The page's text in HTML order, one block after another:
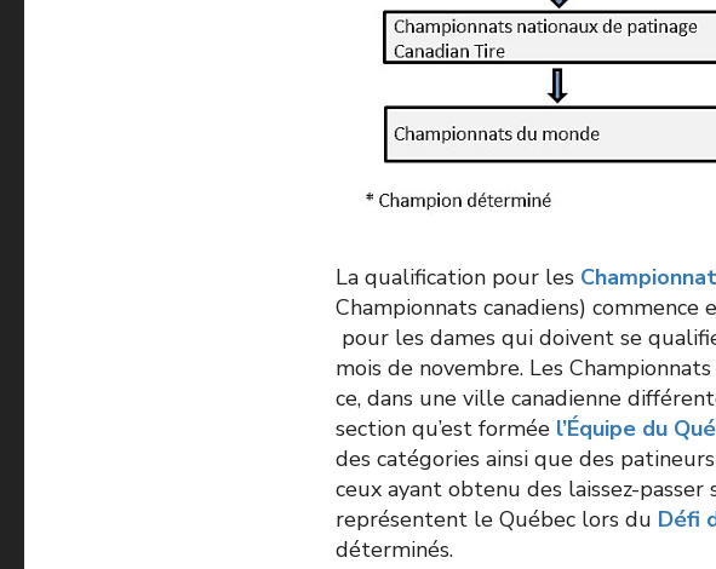
La qualification pour les
Championnats canadiens) commence
pour les dames qui doivent se
mois de novembre. Les
ce, dans une ville canadienne
section qu’est formée l’Équipe du
des catégories ainsi que des
ceux ayant obtenu des laissez-
représentent le Québec lors du Défi
déterminés.